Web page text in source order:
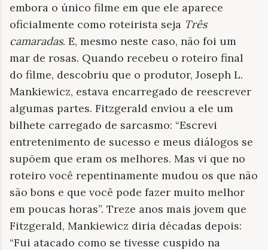
embora o único filme em que ele aparece
oficialmente como roteirista seja Três
camaradas. E, mesmo neste caso, não foi um
mar de rosas. Quando recebeu o roteiro final
do filme, descobriu que o produtor, Joseph L.
Mankiewicz, estava encarregado de reescrever
algumas partes. Fitzgerald enviou a ele um
bilhete carregado de sarcasmo: “Escrevi
entretenimento de sucesso e meus diálogos se
supõem que eram os melhores. Mas vi que no
roteiro você repentinamente mudou os que não
são bons e que você pode fazer muito melhor
em poucas horas”. Treze anos mais jovem que
Fitzgerald, Mankiewicz diria décadas depois:
“Fui atacado como se tivesse cuspido na